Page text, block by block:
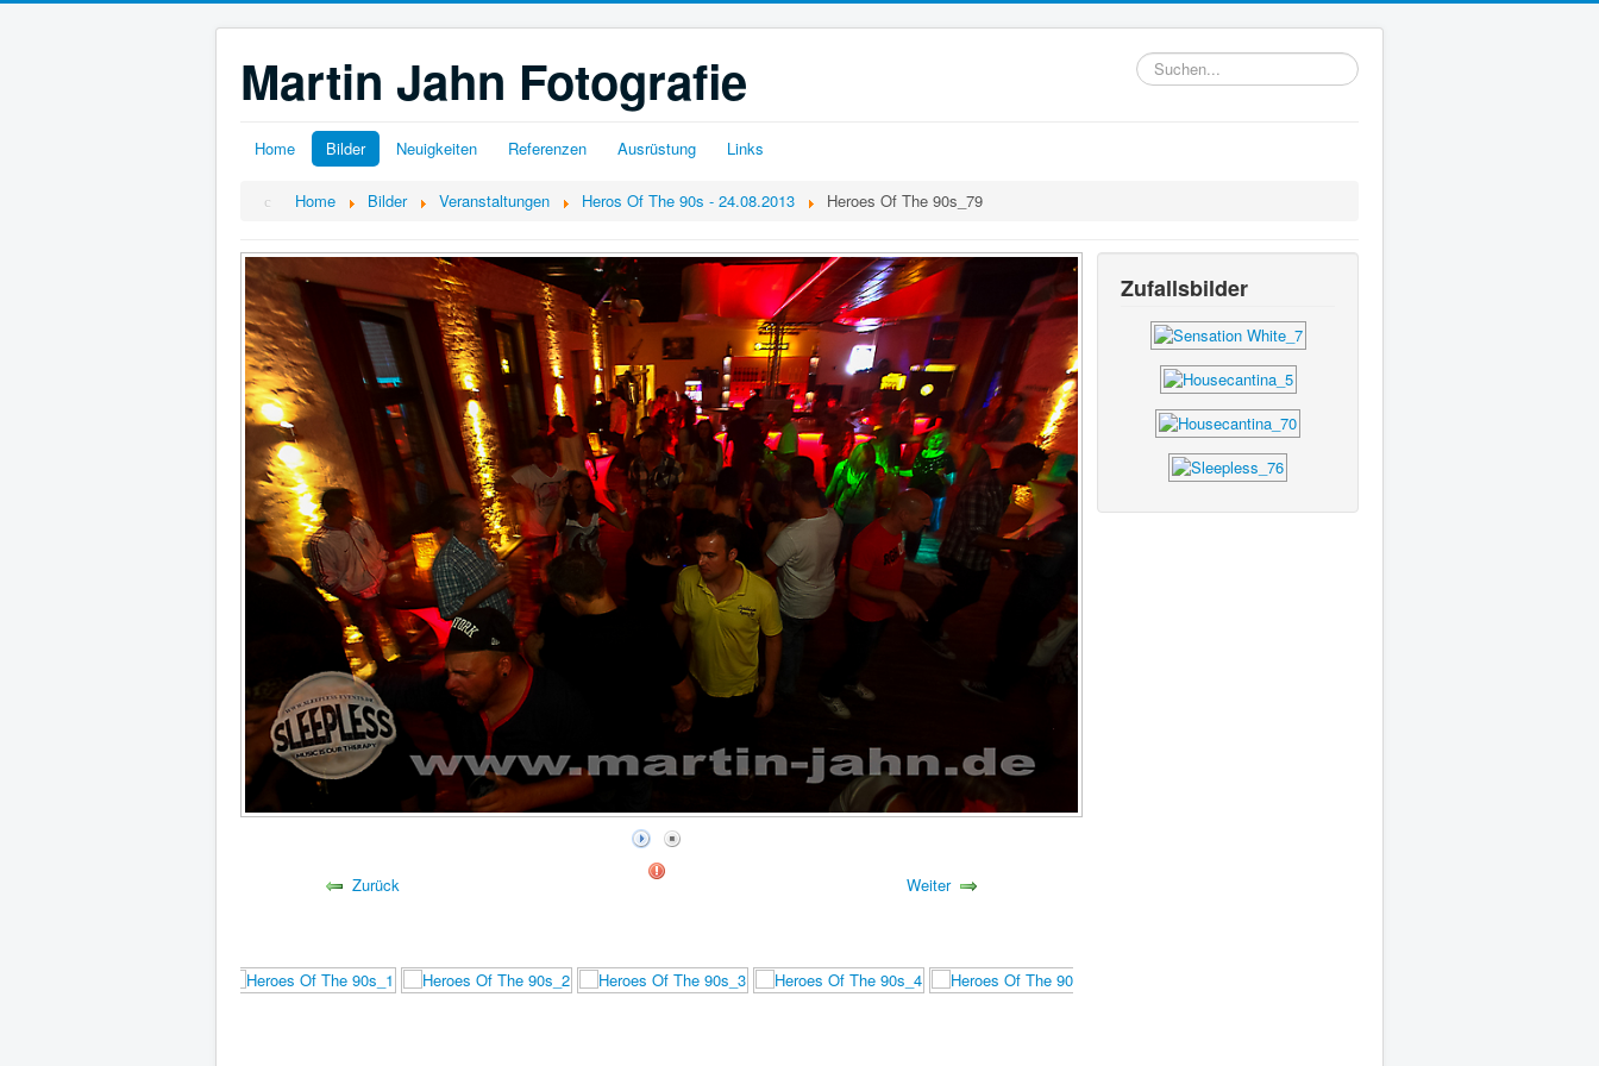
Martin Jahn Fotografie Suchen...
Home Bilder Neuigkeiten Referenzen Ausrüstung Links
Home Bilder Veranstaltungen Heros Of The 90s - 24.08.2013 Heroes Of The 90s_79
Zurück Weiter
Zufallsbilder